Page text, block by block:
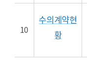
10
수의계약현
황